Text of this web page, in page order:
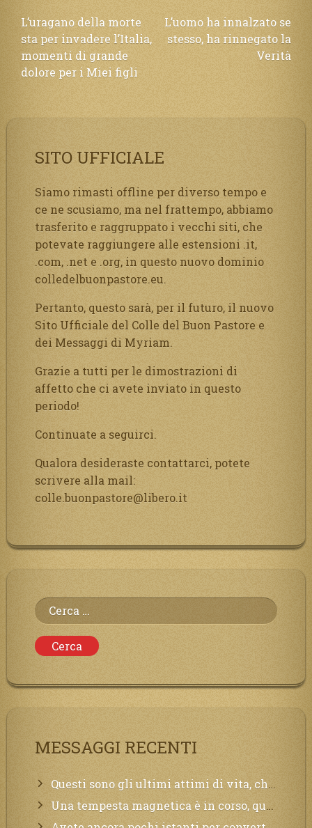
Navigazione
articoli
L’uragano della morte
sta per invadere l’Italia,
momenti di grande
dolore per i Miei figli
L’uomo ha innalzato se
stesso, ha rinnegato la
Verità
SITO UFFICIALE
Siamo rimasti offline per diverso tempo e
ce ne scusiamo, ma nel frattempo, abbiamo
trasferito e raggruppato i vecchi siti, che
potevate raggiungere alle estensioni .it,
.com, .net e .org, in questo nuovo dominio
colledelbuonpastore.eu.
Pertanto, questo sarà, per il futuro, il nuovo
Sito Ufficiale del Colle del Buon Pastore e
dei Messaggi di Myriam.
Grazie a tutti per le dimostrazioni di
affetto che ci avete inviato in questo
periodo!
Continuate a seguirci.
Qualora desideraste contattarci, potete
scrivere alla mail:
colle.buonpastore@libero.it
Ricerca
per:
MESSAGGI RECENTI
Questi sono gli ultimi attimi di vita, chi si vuole salvare Mi chiami in suo aiuto.
Una tempesta magnetica è in corso, questa generazione patirà. Il black out non tarderà ad arrivare e tutta la Terra sarà oscurata.